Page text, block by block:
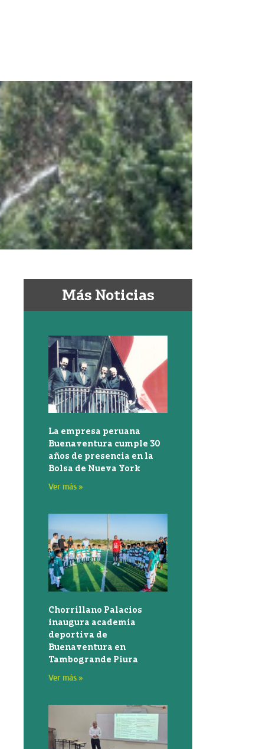
Más Noticias
La empresa peruana
Buenaventura cumple 30
años de presencia en la
Bolsa de Nueva York
Ver más »
Chorrillano Palacios
inaugura academia
deportiva de
Buenaventura en
Tambogrande Piura
Ver más »